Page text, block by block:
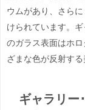
ウムがあり、さら
けられています。
のガラス表面はホ
ざまな色が反射する
ギャラリー